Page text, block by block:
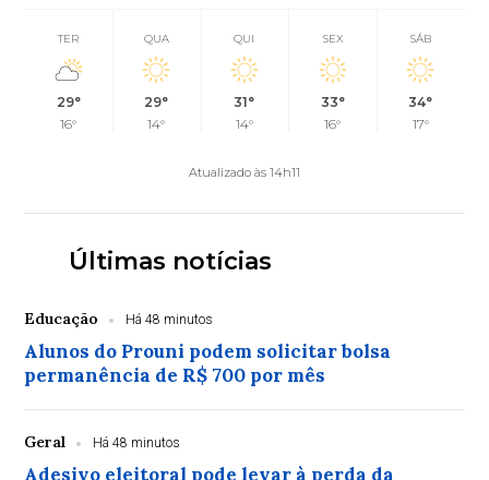
TER
29°
16°
QUA
29°
14°
QUI
31°
14°
SEX
33°
16°
SÁB
34°
17°
Atualizado às 14h11
Últimas notícias
Educação Há 48 minutos
Alunos do Prouni podem solicitar bolsa
permanência de R$ 700 por mês
Geral Há 48 minutos
Adesivo eleitoral pode levar à perda da